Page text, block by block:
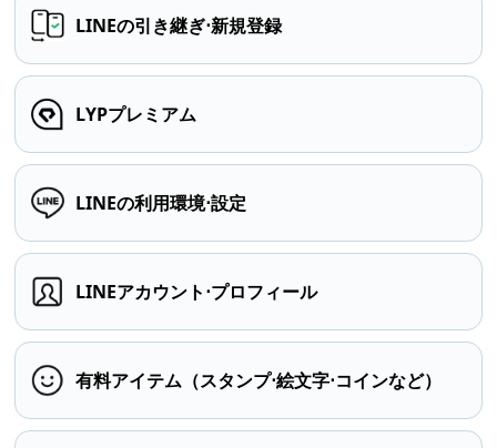
LINEの引き継ぎ⋅新規登録
LYPプレミアム
LINEの利用環境⋅設定
LINEアカウント⋅プロフィール
有料アイテム（スタンプ⋅絵文字⋅コインなど）